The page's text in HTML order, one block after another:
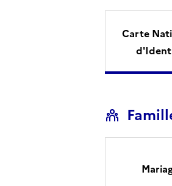
Carte